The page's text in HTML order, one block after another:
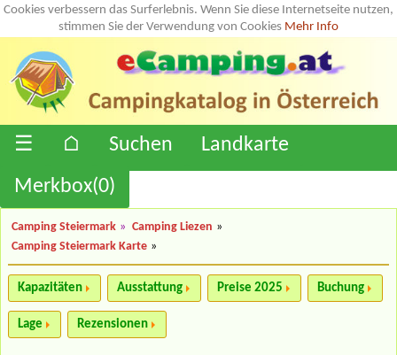
Cookies verbessern das Surferlebnis. Wenn Sie diese Internetseite nutzen,
stimmen Sie der Verwendung von Cookies Mehr Info
☰ ⌂ Suchen
Landkarte
Merkbox(0)
Camping Steiermark » Camping Liezen »
Camping Steiermark Karte »
Kapazitäten Ausstattung Preise 2025 Buchung
Lage Rezensionen